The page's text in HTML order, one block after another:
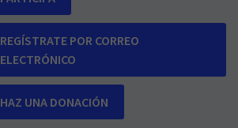
REGÍSTRATE POR CORREO
ELECTRÓNICO
HAZ UNA DONACIÓN